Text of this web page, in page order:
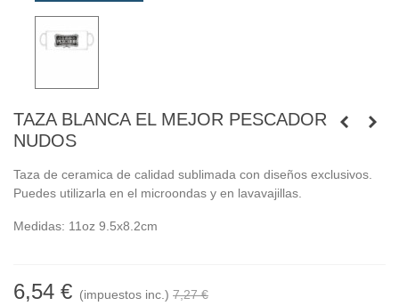
TAZA BLANCA EL MEJOR PESCADOR
NUDOS
Taza de ceramica de calidad sublimada con diseños exclusivos.
Puedes utilizarla en el microondas y en lavavajillas.
Medidas: 11oz 9.5x8.2cm
6,54 € (impuestos inc.) 7,27 €